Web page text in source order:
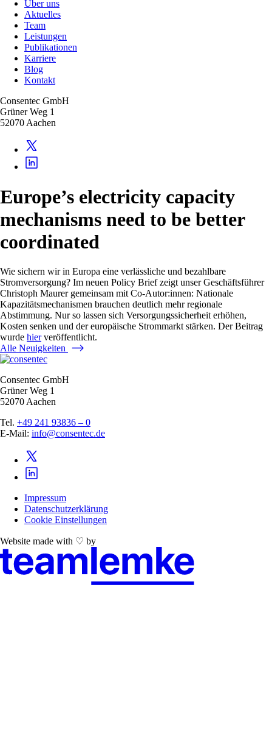
Über uns
Aktuelles
Team
Leistungen
Publikationen
Karriere
Blog
Kontakt
Consentec GmbH
Grüner Weg 1
52070 Aachen
Europe’s electricity capacity
mechanisms need to be better
coordinated
Wie sichern wir in Europa eine verlässliche und bezahlbare
Stromversorgung? Im neuen Policy Brief zeigt unser Geschäftsführer
Christoph Maurer gemeinsam mit Co-Autor:innen: Nationale
Kapazitätsmechanismen brauchen deutlich mehr regionale
Abstimmung. Nur so lassen sich Versorgungssicherheit erhöhen,
Kosten senken und der europäische Strommarkt stärken. Der Beitrag
wurde hierveröffentlicht.
Alle Neuigkeiten
Consentec GmbH
Grüner Weg 1
52070 Aachen
Tel. +49 241 93836 – 0
E-Mail: info@consentec.de
Impressum
Datenschutzerklärung
Cookie Einstellungen
Website made with ♡ by